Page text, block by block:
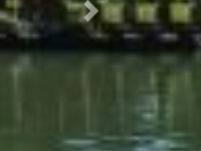
Succ.